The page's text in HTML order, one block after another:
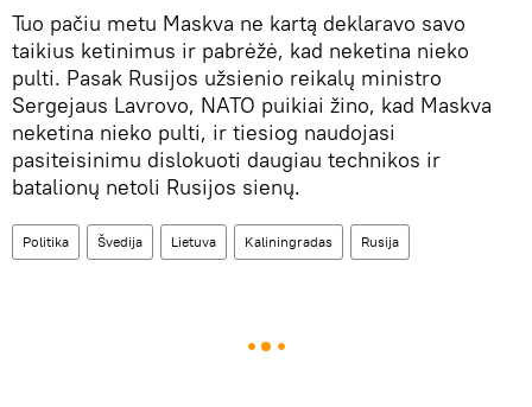
Tuo pačiu metu Maskva ne kartą deklaravo savo
taikius ketinimus ir pabrėžė, kad neketina nieko
pulti. Pasak Rusijos užsienio reikalų ministro
Sergejaus Lavrovo, NATO puikiai žino, kad Maskva
neketina nieko pulti, ir tiesiog naudojasi
pasiteisinimu dislokuoti daugiau technikos ir
batalionų netoli Rusijos sienų.
Politika Švedija Lietuva Kaliningradas Rusija